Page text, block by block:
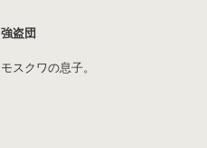
強盗団
モスクワの息子。